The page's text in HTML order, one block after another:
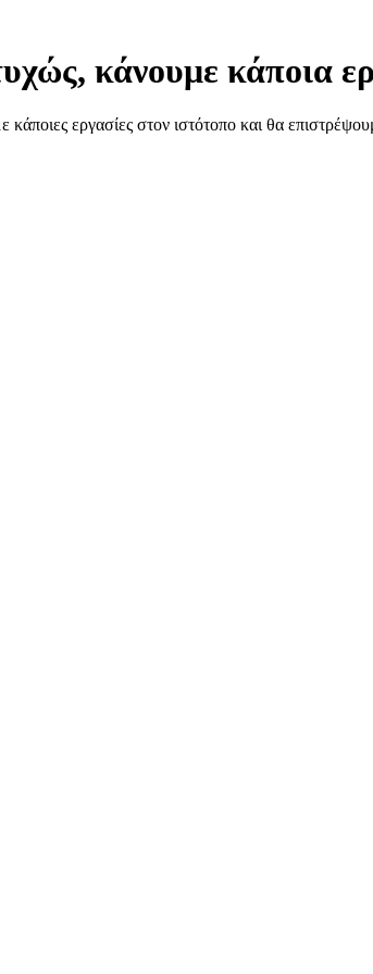
κάνουμε κάποια
εργασίες στον ιστότοπο και θα